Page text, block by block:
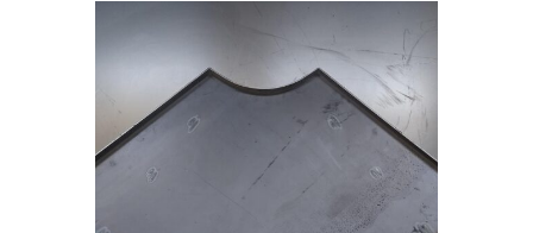
AGREGAR AL CARRITO DETAILS